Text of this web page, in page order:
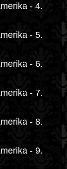
- 4.
- 5.
- 6.
- 7.
- 8.
- 9.